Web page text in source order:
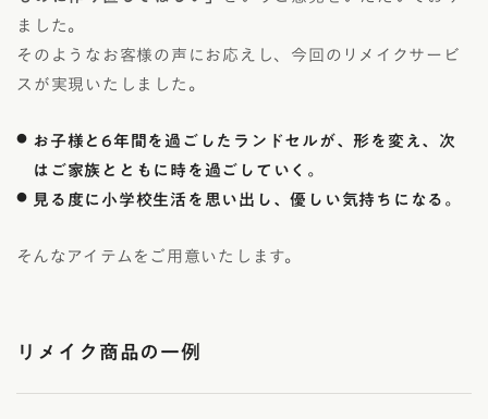
ました。
そのようなお客様の声にお応えし、今回のリメイクサービ
スが実現いたしました。
お子様と6年間を過ごしたランドセルが、形を変え、次
はご家族とともに時を過ごしていく。
見る度に小学校生活を思い出し、優しい気持ちになる。
そんなアイテムをご用意いたします。
リメイク商品の一例